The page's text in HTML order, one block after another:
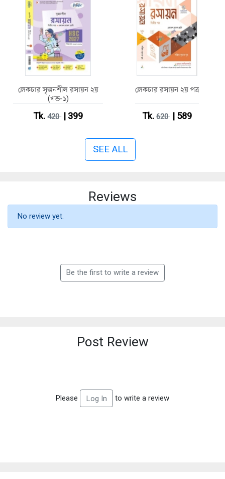
লেকচার সৃজনশীল রসায়ন ২য়
(খন্ড-১)
Tk.420| 399
লেকচার রসায়ন ২য় পত্র
Tk.620| 589
SEE ALL
Reviews
No review yet.
Be the first to write a review
Post Review
Please Log In to write a review